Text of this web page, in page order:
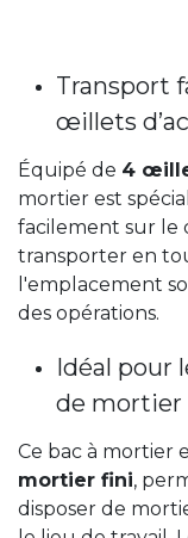
Transport
œillets
Équipé de 4
mortier est
facilement sur le
transporter en
l'emplacement
des opérations.
Idéal pour
de mortier
Ce bac à mortier
mortier fini,
disposer de